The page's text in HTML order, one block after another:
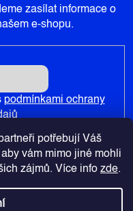
potřebují Váš
vám mimo jiné mohli
zájmů. Více info zde.
zasílat informace o
e-shopu.
podmínkami ochrany
práva vyhrazena.